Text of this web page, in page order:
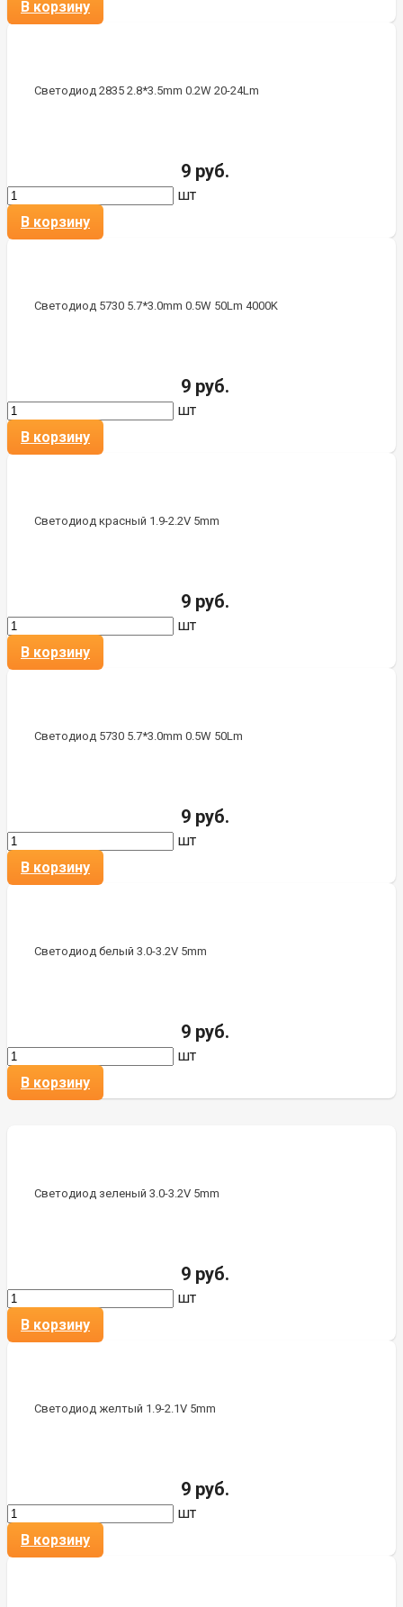
В корзину
Светодиод 2835 2.8*3.5mm 0.2W 20-24Lm
9 руб.
шт
В корзину
Светодиод 5730 5.7*3.0mm 0.5W 50Lm 4000K
9 руб.
шт
В корзину
Светодиод красный 1.9-2.2V 5mm
9 руб.
шт
В корзину
Светодиод 5730 5.7*3.0mm 0.5W 50Lm
9 руб.
шт
В корзину
Светодиод белый 3.0-3.2V 5mm
9 руб.
шт
В корзину
Светодиод зеленый 3.0-3.2V 5mm
9 руб.
шт
В корзину
Светодиод желтый 1.9-2.1V 5mm
9 руб.
шт
В корзину